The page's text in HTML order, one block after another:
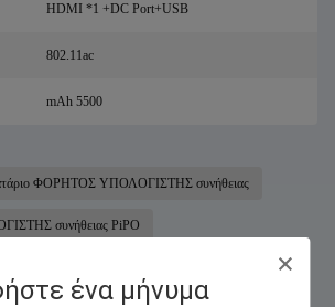
ένα μήνυμα
HDMI *1 +DC Port+USB
802.11ac
mAh 5500
ΦΟΡΗΤΟΣ ΥΠΟΛΟΓΙΣΤΗΣ συνήθειας
συνήθειας PiPO